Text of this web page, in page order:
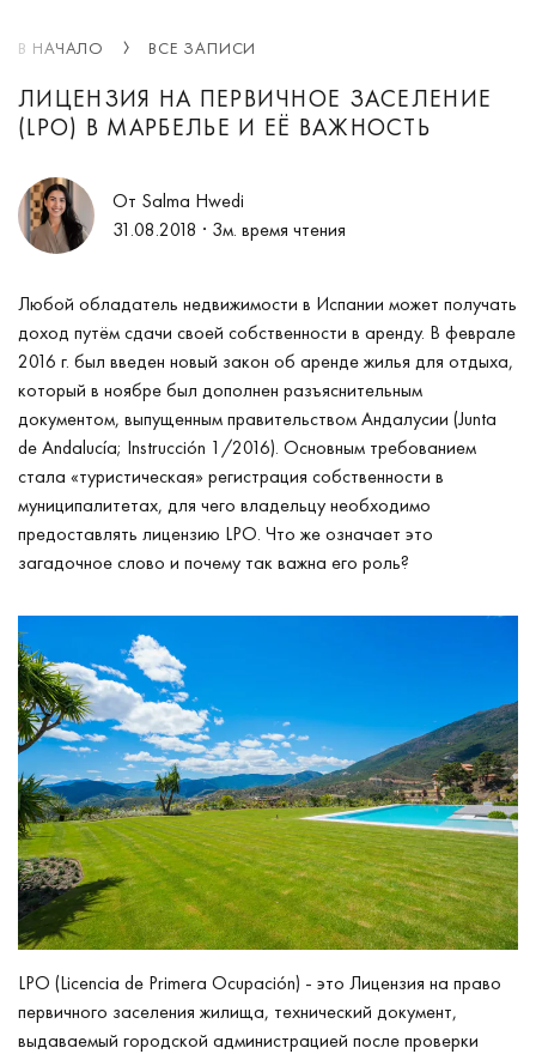
В НАЧАЛО ВСЕ ЗАПИСИ
ЛИЦЕНЗИЯ НА ПЕРВИЧНОЕ ЗАСЕЛЕНИЕ
(LPO) В МАРБЕЛЬЕ И ЕЁ ВАЖНОСТЬ
От Salma Hwedi
31.08.2018 · 3м. время чтения
Любой обладатель недвижимости в Испании может получать
доход путём сдачи своей собственности в аренду. В феврале
2016 г. был введен новый закон об аренде жилья для отдыха,
который в ноябре был дополнен разъяснительным
документом, выпущенным правительством Андалусии (Junta
de Andalucía; Instrucción 1/2016). Основным требованием
стала «туристическая» регистрация собственности в
муниципалитетах, для чего владельцу необходимо
предоставлять лицензию LPO. Что же означает это
загадочное слово и почему так важна его роль?
LPO (Licencia de Primera Ocupación) - это Лицензия на право
первичного заселения жилища, технический документ,
выдаваемый городской администрацией после проверки